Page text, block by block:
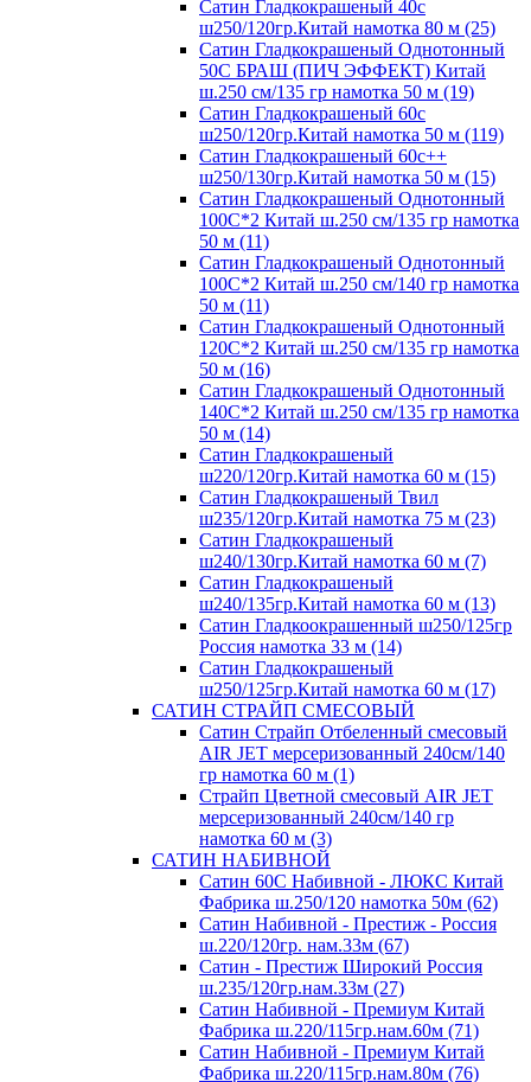
Сатин Гладкокрашеный 40с
ш250/120гр.Китай намотка 80 м (25)
Сатин Гладкокрашеный Однотонный
50С БРАШ (ПИЧ ЭФФЕКТ) Китай
ш.250 см/135 гр намотка 50 м (19)
Сатин Гладкокрашеный 60с
ш250/120гр.Китай намотка 50 м (119)
Сатин Гладкокрашеный 60с++
ш250/130гр.Китай намотка 50 м (15)
Сатин Гладкокрашеный Однотонный
100С*2 Китай ш.250 см/135 гр намотка
50 м (11)
Сатин Гладкокрашеный Однотонный
100С*2 Китай ш.250 см/140 гр намотка
50 м (11)
Сатин Гладкокрашеный Однотонный
120С*2 Китай ш.250 см/135 гр намотка
50 м (16)
Сатин Гладкокрашеный Однотонный
140С*2 Китай ш.250 см/135 гр намотка
50 м (14)
Сатин Гладкокрашеный
ш220/120гр.Китай намотка 60 м (15)
Сатин Гладкокрашеный Твил
ш235/120гр.Китай намотка 75 м (23)
Сатин Гладкокрашеный
ш240/130гр.Китай намотка 60 м (7)
Сатин Гладкокрашеный
ш240/135гр.Китай намотка 60 м (13)
Сатин Гладкоокрашенный ш250/125гр
Россия намотка 33 м (14)
Сатин Гладкокрашеный
ш250/125гр.Китай намотка 60 м (17)
САТИН СТРАЙП СМЕСОВЫЙ
Сатин Страйп Отбеленный смесовый
AIR JET мерсеризованный 240см/140
гр намотка 60 м (1)
Страйп Цветной смесовый AIR JET
мерсеризованный 240см/140 гр
намотка 60 м (3)
САТИН НАБИВНОЙ
Сатин 60С Набивной - ЛЮКС Китай
Фабрика ш.250/120 намотка 50м (62)
Сатин Набивной - Престиж - Россия
ш.220/120гр. нам.33м (67)
Сатин - Престиж Широкий Россия
ш.235/120гр.нам.33м (27)
Сатин Набивной - Премиум Китай
Фабрика ш.220/115гр.нам.60м (71)
Сатин Набивной - Премиум Китай
Фабрика ш.220/115гр.нам.80м (76)